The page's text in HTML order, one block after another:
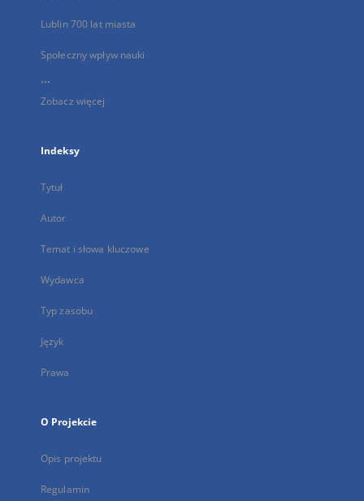
Lublin 700 lat miasta
Społeczny wpływ nauki
...
Zobacz więcej
Indeksy
Tytuł
Autor
Temat i słowa kluczowe
Wydawca
Typ zasobu
Język
Prawa
O Projekcie
Opis projektu
Regulamin